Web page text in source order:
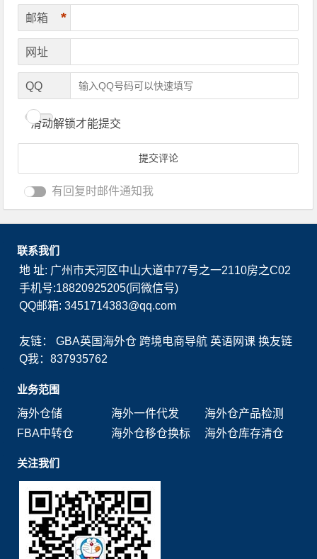
邮箱 *
网址
QQ
滑动解锁才能提交
有回复时邮件通知我
联系我们
地 址: 广州市天河区中山大道中77号之一2110房之C02
手机号:18820925205(同微信号)
QQ邮箱: 3451714383@qq.com
友链：GBA英国海外仓 跨境电商导航 英语网课 换友链
Q我：837935762
业务范围
海外仓储
海外一件代发
海外仓产品检测
FBA中转仓
海外仓移仓换标 海外仓库存清仓
关注我们